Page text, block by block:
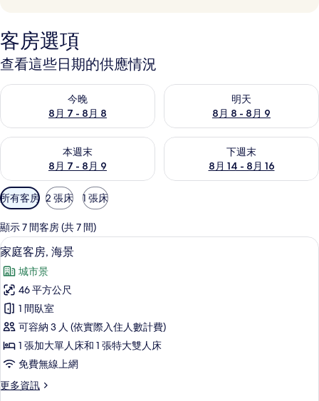
客房選項
查看這些日期的供應情況
今晚
8月 7 - 8月 8
查看今晚 (8月 7 - 8月 8) 的供應情況
明天
8月 8 - 8月 9
查看明天 (8月 8 - 8月 9) 的供
本週末
8月 7 - 8月 9
查看本週末 (8月 7 - 8月 9) 的供應情況
下週末
8月 14 - 8月 16
查看下週末 (8月 14 - 8月 16)
可
用
的
客
房
篩
選
條
件
所有客房 2 張床 1 張床
顯示 7 間客房 (共 7 間)
顯
示
家
庭
客
房,
海
景
的
迷你吧、客房內保險箱、書桌、筆電
5
家庭客房, 海景
城市景
46 平方公尺
1 間臥室
可容納 3 人 (依實際入住人數計費)
1 張加大單人床和 1 張特大雙人床
免費無線上網
更多資訊
更